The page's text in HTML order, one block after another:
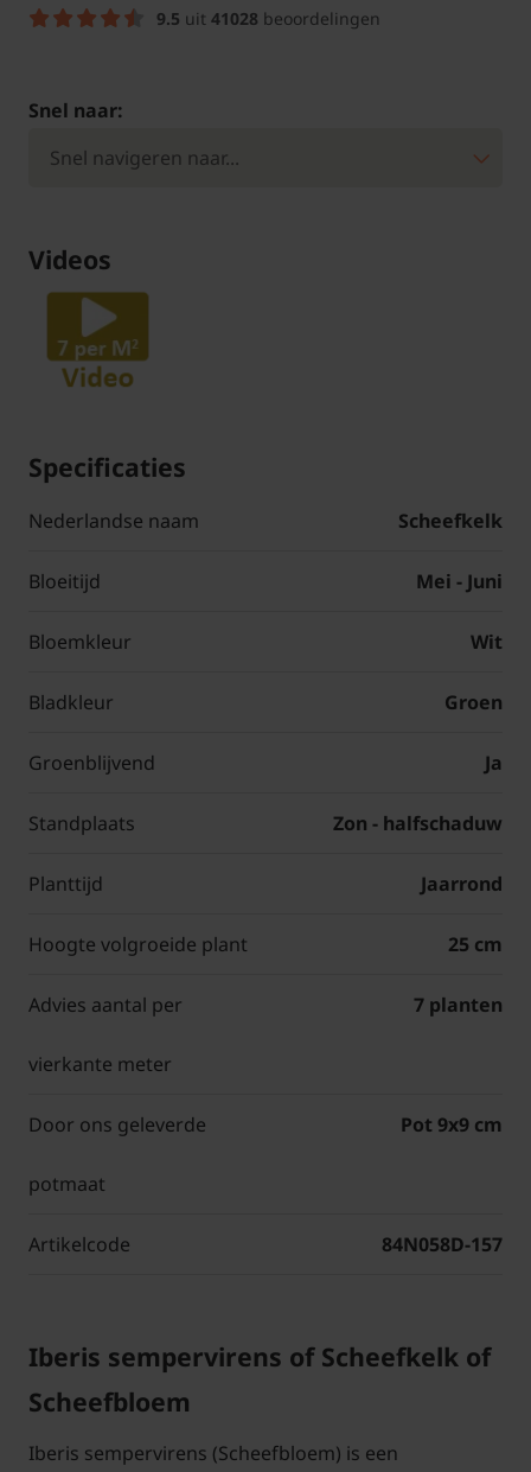
9.5 uit 41028 beoordelingen
Snel naar:
Videos
Specificaties
Nederlandse naam Scheefkelk
Bloeitijd Mei - Juni
Bloemkleur Wit
Bladkleur Groen
Groenblijvend Ja
Standplaats Zon - halfschaduw
Planttijd Jaarrond
Hoogte volgroeide plant 25 cm
Advies aantal per
vierkante meter
7 planten
Door ons geleverde
potmaat
Pot 9x9 cm
Artikelcode 84N058D-157
Iberis sempervirens of Scheefkelk of
Scheefbloem
Iberis sempervirens (Scheefbloem) is een